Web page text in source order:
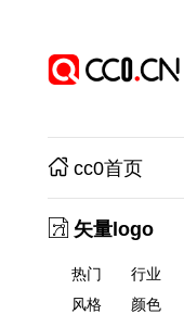
cc0首页
矢量logo
热门 行业
风格
颜色